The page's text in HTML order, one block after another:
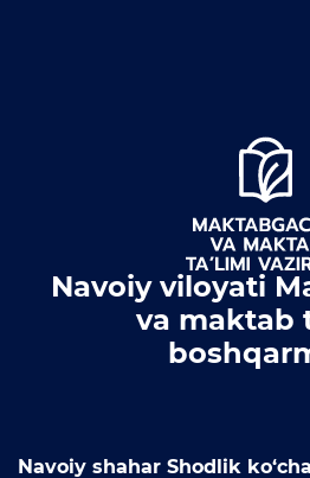
Navoiy viloyati
va maktab
Navoiy shahar Shodlik